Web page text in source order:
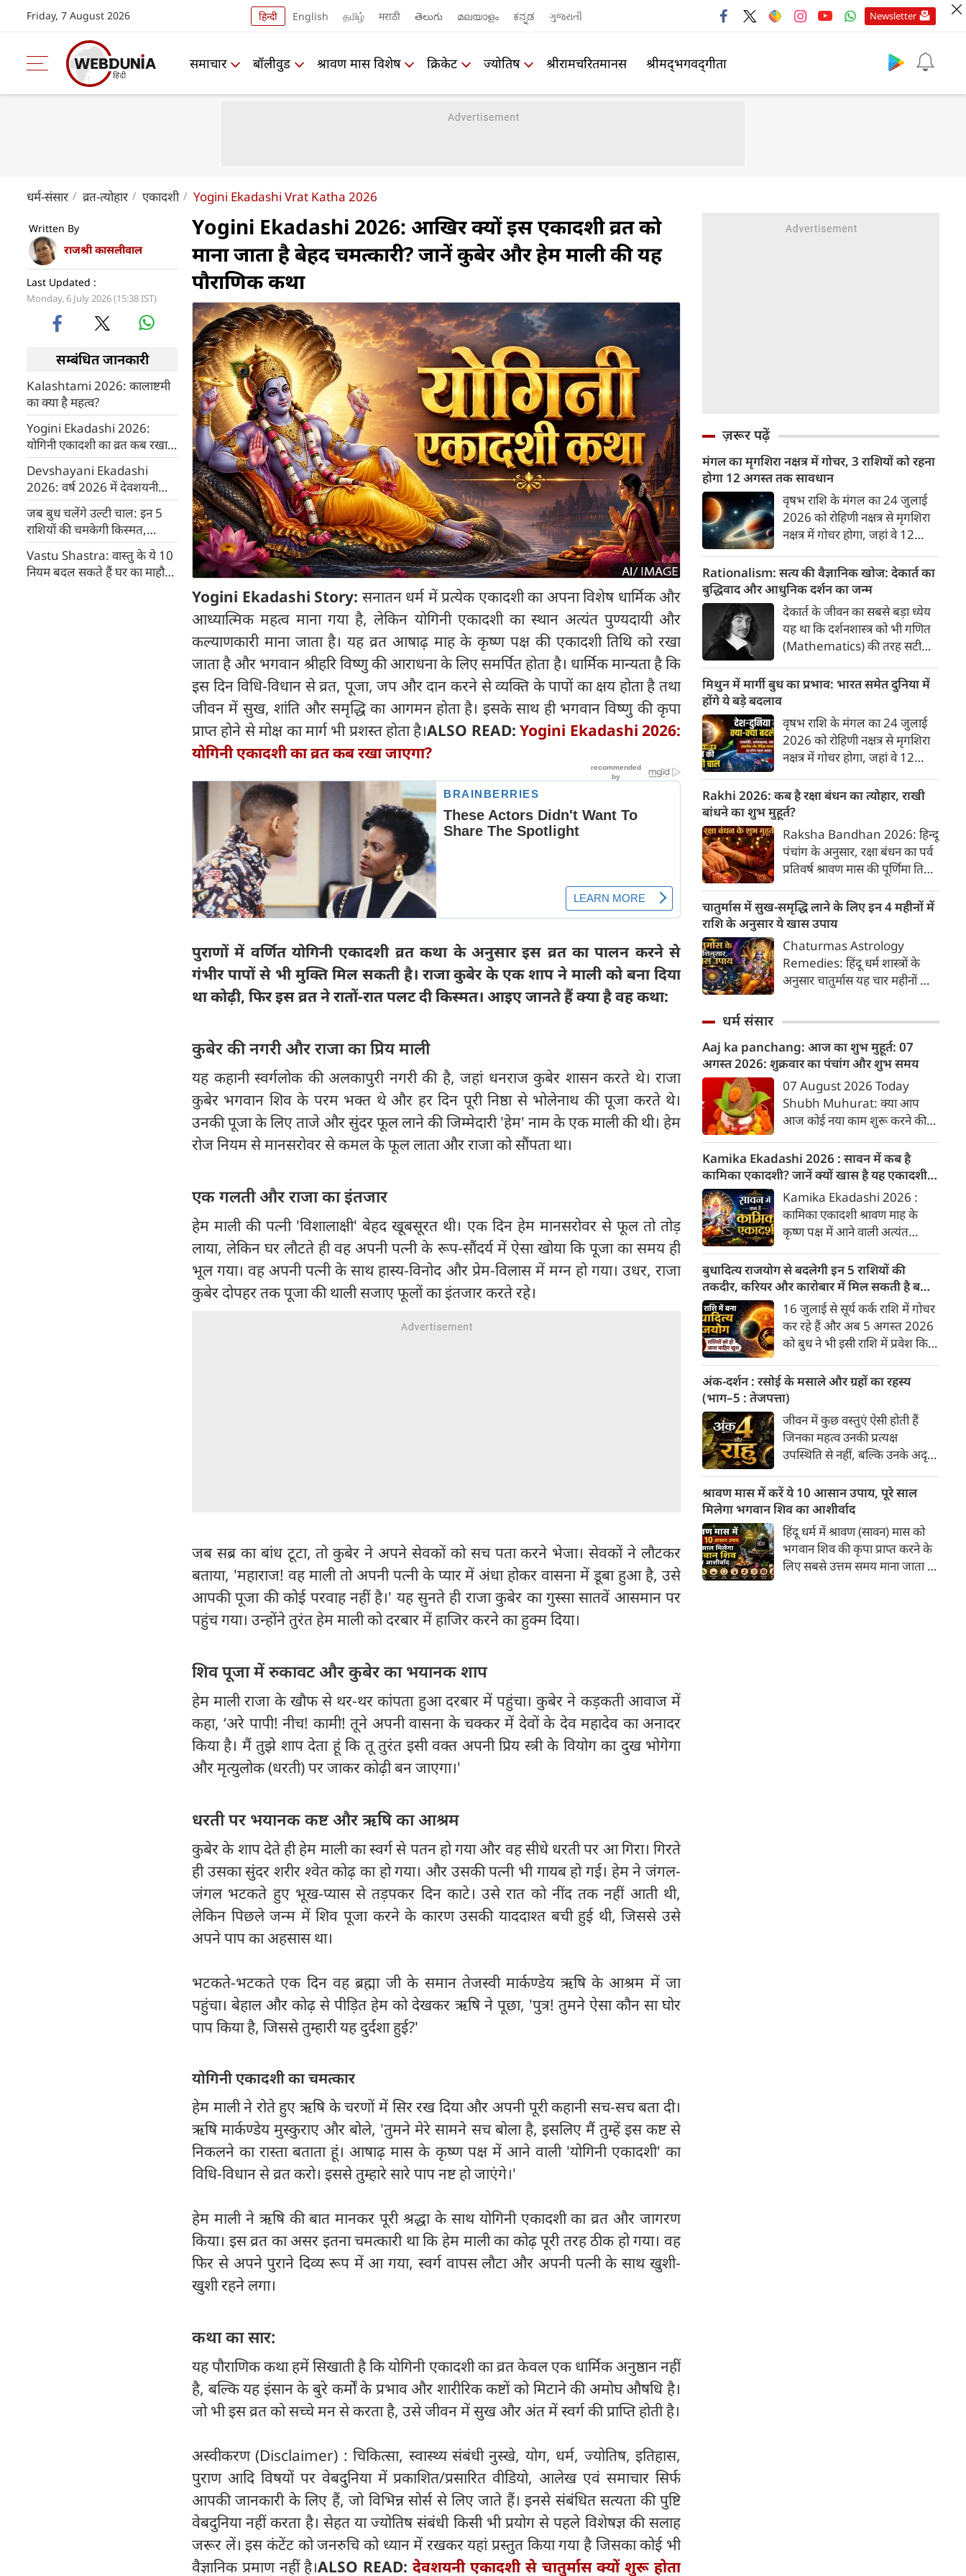
Friday, 7 August 2026 हिन्दी English தமிழ் मराठी తెలుగు മലയാളം ಕನ್ನಡ ગુજરાતી Newsletter
समाचार बॉलीवुड श्रावण मास विशेष क्रिकेट ज्योतिष श्रीरामचरितमानस श्रीमद्‍भगवद्‍गीता
धर्म-संसार व्रत-त्योहार एकादशी Yogini Ekadashi Vrat Katha 2026
Written By
राजश्री कासलीवाल
Last Updated :
Monday, 6 July 2026 (15:38 IST)
सम्बंधित जानकारी
Kalashtami 2026: कालाष्टमी
का क्या है महत्व?
Yogini Ekadashi 2026:
योगिनी एकादशी का व्रत कब रखा
जाएगा?
Devshayani Ekadashi
2026: वर्ष 2026 में देवशयनी
एकादशी कब है?
जब बुध चलेंगे उल्टी चाल: इन 5
राशियों की चमकेगी किस्मत,
बरसेगा धन
Vastu Shastra: वास्तु के ये 10
नियम बदल सकते हैं घर का माहौल,
Yogini Ekadashi 2026: आखिर क्यों इस एकादशी व्रत को
माना जाता है बेहद चमत्कारी? जानें कुबेर और हेम माली की यह
पौराणिक कथा
Yogini Ekadashi Story: सनातन धर्म में प्रत्येक एकादशी का अपना विशेष धार्मिक और
आध्यात्मिक महत्व माना गया है, लेकिन योगिनी एकादशी का स्थान अत्यंत पुण्यदायी और
कल्याणकारी माना जाता है। यह व्रत आषाढ़ माह के कृष्ण पक्ष की एकादशी तिथि को रखा
जाता है और भगवान श्रीहरि विष्णु की आराधना के लिए समर्पित होता है। धार्मिक मान्यता है कि
इस दिन विधि-विधान से व्रत, पूजा, जप और दान करने से व्यक्ति के पापों का क्षय होता है तथा
जीवन में सुख, शांति और समृद्धि का आगमन होता है। इसके साथ ही भगवान विष्णु की कृपा
प्राप्त होने से मोक्ष का मार्ग भी प्रशस्त होता है।ALSO READ:Yogini Ekadashi 2026:
योगिनी एकादशी का व्रत कब रखा जाएगा?
पुराणों में वर्णित योगिनी एकादशी व्रत कथा के अनुसार इस व्रत का पालन करने से
गंभीर पापों से भी मुक्ति मिल सकती है। राजा कुबेर के एक शाप ने माली को बना दिया
था कोढ़ी, फिर इस व्रत ने रातों-रात पलट दी किस्मत। आइए जानते हैं क्या है वह कथा:
कुबेर की नगरी और राजा का प्रिय माली
यह कहानी स्वर्गलोक की अलकापुरी नगरी की है, जहां धनराज कुबेर शासन करते थे। राजा
कुबेर भगवान शिव के परम भक्त थे और हर दिन पूरी निष्ठा से भोलेनाथ की पूजा करते थे।
उनकी पूजा के लिए ताजे और सुंदर फूल लाने की जिम्मेदारी 'हेम' नाम के एक माली की थी। हेम
रोज नियम से मानसरोवर से कमल के फूल लाता और राजा को सौंपता था।
एक गलती और राजा का इंतजार
हेम माली की पत्नी 'विशालाक्षी' बेहद खूबसूरत थी। एक दिन हेम मानसरोवर से फूल तो तोड़
लाया, लेकिन घर लौटते ही वह अपनी पत्नी के रूप-सौंदर्य में ऐसा खोया कि पूजा का समय ही
भूल गया। वह अपनी पत्नी के साथ हास्य-विनोद और प्रेम-विलास में मग्न हो गया। उधर, राजा
कुबेर दोपहर तक पूजा की थाली सजाए फूलों का इंतजार करते रहे।
जब सब्र का बांध टूटा, तो कुबेर ने अपने सेवकों को सच पता करने भेजा। सेवकों ने लौटकर
बताया, 'महाराज! वह माली तो अपनी पत्नी के प्यार में अंधा होकर वासना में डूबा हुआ है, उसे
आपकी पूजा की कोई परवाह नहीं है।' यह सुनते ही राजा कुबेर का गुस्सा सातवें आसमान पर
पहुंच गया। उन्होंने तुरंत हेम माली को दरबार में हाजिर करने का हुक्म दिया।
शिव पूजा में रुकावट और कुबेर का भयानक शाप
हेम माली राजा के खौफ से थर-थर कांपता हुआ दरबार में पहुंचा। कुबेर ने कड़कती आवाज में
कहा, ‘अरे पापी! नीच! कामी! तूने अपनी वासना के चक्कर में देवों के देव महादेव का अनादर
किया है। मैं तुझे शाप देता हूं कि तू तुरंत इसी वक्त अपनी प्रिय स्त्री के वियोग का दुख भोगेगा
और मृत्युलोक (धरती) पर जाकर कोढ़ी बन जाएगा।'
धरती पर भयानक कष्ट और ऋषि का आश्रम
कुबेर के शाप देते ही हेम माली का स्वर्ग से पतन हो गया और वह सीधे धरती पर आ गिरा। गिरते
ही उसका सुंदर शरीर श्वेत कोढ़ का हो गया। और उसकी पत्नी भी गायब हो गई। हेम ने जंगल-
जंगल भटकते हुए भूख-प्यास से तड़पकर दिन काटे। उसे रात को नींद तक नहीं आती थी,
लेकिन पिछले जन्म में शिव पूजा करने के कारण उसकी याददाश्त बची हुई थी, जिससे उसे
अपने पाप का अहसास था।
भटकते-भटकते एक दिन वह ब्रह्मा जी के समान तेजस्वी मार्कण्डेय ऋषि के आश्रम में जा
पहुंचा। बेहाल और कोढ़ से पीड़ित हेम को देखकर ऋषि ने पूछा, 'पुत्र! तुमने ऐसा कौन सा घोर
पाप किया है, जिससे तुम्हारी यह दुर्दशा हुई?'
योगिनी एकादशी का चमत्कार
हेम माली ने रोते हुए ऋषि के चरणों में सिर रख दिया और अपनी पूरी कहानी सच-सच बता दी।
ऋषि मार्कण्डेय मुस्कुराए और बोले, 'तुमने मेरे सामने सच बोला है, इसलिए मैं तुम्हें इस कष्ट से
निकलने का रास्ता बताता हूं। आषाढ़ मास के कृष्ण पक्ष में आने वाली 'योगिनी एकादशी' का
विधि-विधान से व्रत करो। इससे तुम्हारे सारे पाप नष्ट हो जाएंगे।'
हेम माली ने ऋषि की बात मानकर पूरी श्रद्धा के साथ योगिनी एकादशी का व्रत और जागरण
किया। इस व्रत का असर इतना चमत्कारी था कि हेम माली का कोढ़ पूरी तरह ठीक हो गया। वह
फिर से अपने पुराने दिव्य रूप में आ गया, स्वर्ग वापस लौटा और अपनी पत्नी के साथ खुशी-
खुशी रहने लगा।
कथा का सार:
यह पौराणिक कथा हमें सिखाती है कि योगिनी एकादशी का व्रत केवल एक धार्मिक अनुष्ठान नहीं
है, बल्कि यह इंसान के बुरे कर्मों के प्रभाव और शारीरिक कष्टों को मिटाने की अमोघ औषधि है।
जो भी इस व्रत को सच्चे मन से करता है, उसे जीवन में सुख और अंत में स्वर्ग की प्राप्ति होती है।
अस्वीकरण (Disclaimer) : चिकित्सा, स्वास्थ्य संबंधी नुस्खे, योग, धर्म, ज्योतिष, इतिहास,
पुराण आदि विषयों पर वेबदुनिया में प्रकाशित/प्रसारित वीडियो, आलेख एवं समाचार सिर्फ
आपकी जानकारी के लिए हैं, जो विभिन्न सोर्स से लिए जाते हैं। इनसे संबंधित सत्यता की पुष्टि
वेबदुनिया नहीं करता है। सेहत या ज्योतिष संबंधी किसी भी प्रयोग से पहले विशेषज्ञ की सलाह
जरूर लें। इस कंटेंट को जनरुचि को ध्यान में रखकर यहां प्रस्तुत किया गया है जिसका कोई भी
वैज्ञानिक प्रमाण नहीं है।ALSO READ:देवशयनी एकादशी से चातुर्मास क्यों शुरू होता
ज़रूर पढ़ें
मंगल का मृगशिरा नक्षत्र में गोचर, 3 राशियों को रहना
होगा 12 अगस्त तक सावधान
वृषभ राशि के मंगल का 24 जुलाई
2026 को रोहिणी नक्षत्र से मृगशिरा
नक्षत्र में गोचर होगा, जहां वे 12
परिवर्तन के चलते 3 राशि के लोगों
को 12 अगस्त तक रहना होगा
सावधान। चलिए जानते हैं कि किन
राशि 3 राशियों को रहना होगा
सावधान।
Rationalism: सत्य की वैज्ञानिक खोज: देकार्त का
बुद्धिवाद और आधुनिक दर्शन का जन्म
देकार्त के जीवन का सबसे बड़ा ध्येय
यह था कि दर्शनशास्त्र को भी गणित
(Mathematics) की तरह सटीक,
जाए। वे एक ऐसा सार्वभौमिक सत्य
खोजना चाहते थे, जिस पर कोई भी
प्रश्नचिह्न न लगा सके। इसी विचार ने
बुद्धिवाद (Rationalism) की नींव
रखी। आइए, देकार्त के इस अद्भुत
दार्शनिक चिंतन के 4 प्रमुख स्तंभों को
गहराई से समझते हैं।
मिथुन में मार्गी बुध का प्रभाव: भारत समेत दुनिया में
होंगे ये बड़े बदलाव
वृषभ राशि के मंगल का 24 जुलाई
2026 को रोहिणी नक्षत्र से मृगशिरा
नक्षत्र में गोचर होगा, जहां वे 12
में एक बड़ा हलचल भरा मोड़ आ चुका
है- बुध ग्रह अपनी ही प्रिय राशि मिथुन
में सीधे (मार्गी) चलने लगे हैं। अब जब
बुद्धि और संवाद का कारक ग्रह सीधी
चाल चलेगा, तो जाहिर है आपकी
सोच, बातचीत और फैसलों की रफ्तार
भी बदल जाएगी।
Rakhi 2026: कब है रक्षा बंधन का त्योहार, राखी
बांधने का शुभ मुहूर्त?
Raksha Bandhan 2026: हिन्दू
पंचांग के अनुसार, रक्षा बंधन का पर्व
प्रतिवर्ष श्रावण मास की पूर्णिमा तिथि
में इसे मिठास और खुशियों का उत्सव
माना गया है। यह भाई-बहन के प्रेम
का पावन पर्व है। यहां जानें रक्षा बंधन
2026 कब है? जानें रक्षा बंधन
2026 की तारीख...
चातुर्मास में सुख-समृद्धि लाने के लिए इन 4 महीनों में
राशि के अनुसार ये खास उपाय
Chaturmas Astrology
Remedies: हिंदू धर्म शास्त्रों के
अनुसार चातुर्मास यह चार महीनों का
आप अपनी राशि के अनुसार चातुर्मास
में कुछ विशेष उपाय करते हैं, तो
जीवन में आ रही और घर में सुख-
समृद्धि का वास होता है। यहां जानें
12 राशियों के लिए चातुर्मास के
धर्म संसार
Aaj ka panchang: आज का शुभ मुहूर्त: 07
अगस्‍त 2026: शुक्रवार का पंचांग और शुभ समय
07 August 2026 Today
Shubh Muhurat: क्या आप
आज कोई नया काम शुरू करने की
लेने वाले हैं? ज्योतिष और पंचांग के
अनुसार, किसी भी शुभ कार्य को सही
मुहूर्त में करने से सफलता की
संभावना बढ़ जाती है। 'वेबदुनिया'
आपके लिए लेकर आया है 07
अगस्‍त, 2026 का विशेष पंचांग और
शुभ-अशुभ मुहूर्त।
Kamika Ekadashi 2026 : सावन में कब है
कामिका एकादशी? जानें क्यों खास है यह एकादशी,
जानें पूजा विधि और कथाKamika Ekadashi 2026 :
कामिका एकादशी श्रावण माह के
कृष्ण पक्ष में आने वाली अत्यंत
चातुर्मास की शुरुआत के बाद यह
पहली एकादशी पड़ती है, इसलिए
सनातन धर्म में इसका विशेष महत्व है।
यह एकादशी भक्ति, आस्था और
आत्म-शुद्धि का अद्भुत पर्व है।
पौराणिक मान्यताओं के अनुसार, इस
दिन भगवान विष्णु के 'उपेंद्र' स्वरूप
की पूजा करने से जाने-अनजाने में हुए
पाप नष्ट हो जाते हैं और मनोकामनाएं
पूरी होती हैं। 9 अगस्त 2026 को
कामिका एकादशी का व्रत रखा
जाएगा। आाइए जानते हैं इस व्रत का
महत्व, व्रत का पारण, महात्म्य, फल,
पूजा विधि और पूजन करने का सटीक
शुभ मुहूर्त...
बुधादित्य राजयोग से बदलेगी इन 5 राशियों की
तकदीर, करियर और कारोबार में मिल सकती है बड़ी
सफलता
16 जुलाई से सूर्य कर्क राशि में गोचर
कर रहे हैं और अब 5 अगस्त 2026
को बुध ने भी इसी राशि में प्रवेश किया
युति से बुधादित्य राजयोग बनता है।
कर्क राशि में बुधादित्य राजयोग बनने
से मुख्य रूप से इन 5 राशियों के लिए
अत्यंत शुभ और लाभदायक समय की
शुरुआत होती है। मेष, मिथुन, कर्क,
कन्या और तुला।
अंक-दर्शन : रसोई के मसाले और ग्रहों का रहस्य
(भाग–5 : तेजपत्ता)
जीवन में कुछ वस्तुएं ऐसी होती हैं
जिनका महत्व उनकी प्रत्यक्ष
उपस्थिति से नहीं, बल्कि उनके अदृश्य
अधिक दिखाई नहीं देतीं, किंतु उनके
बिना संपूर्ण व्यवस्था अधूरी प्रतीत
होती है। भारतीय रसोई का तेजपत्ता
भी ऐसी ही एक विलक्षण वनौषधि है।
अधिकांश लोग उसे केवल पुलाव,
सब्ज़ी या मसालों का एक सामान्य
श्रावण मास में करें ये 10 आसान उपाय, पूरे साल
मिलेगा भगवान शिव का आशीर्वाद
हिंदू धर्म में श्रावण (सावन) मास को
भगवान शिव की कृपा प्राप्त करने के
लिए सबसे उत्तम समय माना जाता है।